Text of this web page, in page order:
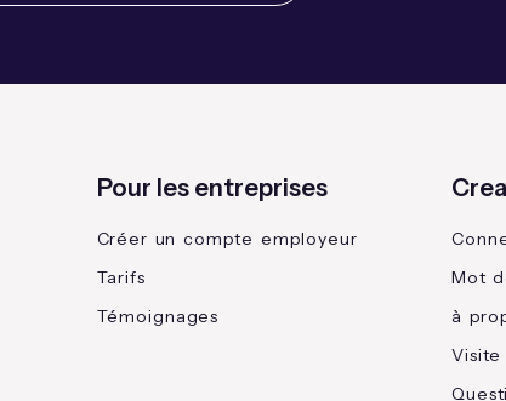
Pour les entreprises
Créer un compte employeur
Tarifs
Témoignages
Mot
à